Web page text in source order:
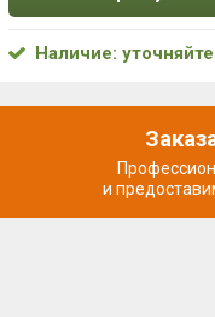
Наличие: уточняйте
и